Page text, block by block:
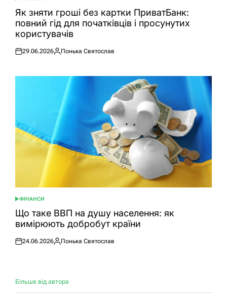
ОПУБЛІКУВАТИ
У
Як зняти гроші без картки ПриватБанк:
повний гід для початківців і просунутих
користувачів
Оприлюднено
29.06.2026
Опубліковано
Понька Святослав
ОПУБЛІКУВАТИ
У
ФІНАНСИ
Що таке ВВП на душу населення: як
вимірюють добробут країни
Оприлюднено
24.06.2026
Опубліковано
Понька Святослав
Більше від автора